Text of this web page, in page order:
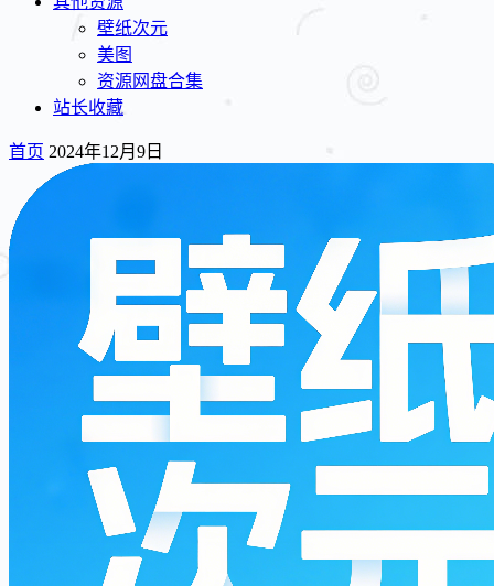
壁纸次元
美图
资源网盘合集
站长收藏
首页 2024年12月9日